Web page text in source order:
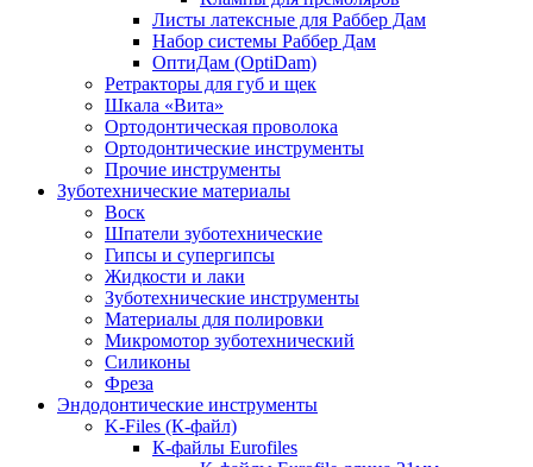
Листы латексные для Раббер Дам
Набор системы Раббер Дам
ОптиДам (OptiDam)
Ретракторы для губ и щек
Шкала «Вита»
Ортодонтическая проволока
Ортодонтические инструменты
Прочие инструменты
Зуботехнические материалы
Воск
Шпатели зуботехнические
Гипсы и супергипсы
Жидкости и лаки
Зуботехнические инструменты
Материалы для полировки
Микромотор зуботехнический
Силиконы
Фреза
Эндодонтические инструменты
K-Files (К-файл)
К-файлы Eurofiles